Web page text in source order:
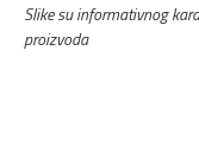
Slike su informativnog
proizvoda